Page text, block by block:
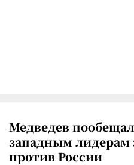
Медведев
западным лидерам
против России